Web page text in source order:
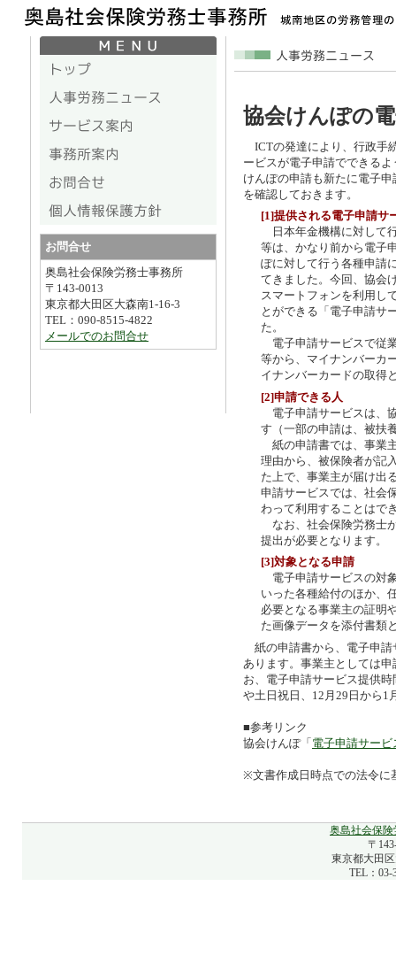
協会けんぽの
ICTの発達により、行政手
ービスが電子申請でできる
けんぽの申請も新たに電子
を確認しておきます。
[1]提供される電子申請サ
日本年金機構に対して
等は、かなり前から電子
ぽに対して行う各種申請
てきました。今回、協会
スマートフォンを利用し
とができる「電子申請サ
た。
電子申請サービスで従
等から、マイナンバーカ
イナンバーカードの取得
[2]申請できる人
電子申請サービスは、
す（一部の申請は、被扶
紙の申請書では、事業
理由から、被保険者が記
た上で、事業主が届け出
申請サービスでは、社会
わって利用することはで
なお、社会保険労務士
提出が必要となります。
[3]対象となる申請
電子申請サービスの対
いった各種給付のほか、
必要となる事業主の証明
た画像データを添付書類
紙の申請書から、電子申請
あります。事業主としては
お、電子申請サービス提供
や土日祝日、12月29日から1
■参考リンク
協会けんぽ「電子申請サー
※文書作成日時点での法令に
お問合せ
奥島社会保険労務士事務所
〒143-0013
東京都大田区大森南1-16-3
TEL：090-8515-4822
メールでのお問合せ
奥島社会保
〒
東京都大田
TEL：03-